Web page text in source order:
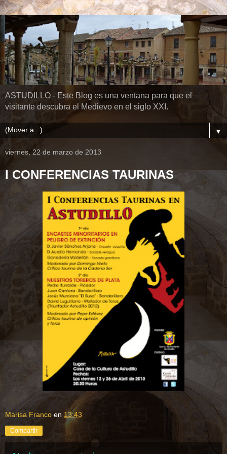
ASTUDILLO - Este Blog es una ventana para que el
visitante descubra el Medievo en el siglo XXI.
▼
viernes, 22 de marzo de 2013
I CONFERENCIAS TAURINAS
Marisa Franco en 13:43
Compartir